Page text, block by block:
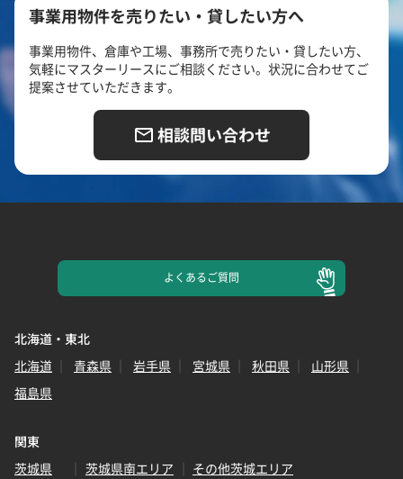
事業用物件を売りたい・貸したい方へ
事業用物件、倉庫や工場、事務所で売りたい・貸したい方、
気軽にマスターリースにご相談ください。状況に合わせてご
提案させていただきます。
相談問い合わせ
よくあるご質問
北海道・東北
北海道
青森県 岩手県 宮城県 秋田県
山形県
福島県
関東
茨城県
茨城県南エリア
その他茨城エリア